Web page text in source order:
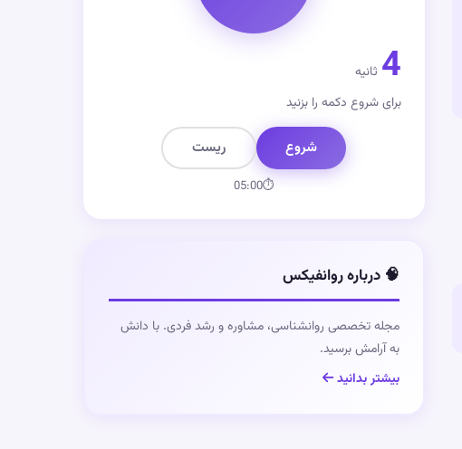
4 ثانیه
برای شروع دکمه را بزنید
شروع ریست
⏱
05:00
🧠 درباره روانفیکس
مجله تخصصی روانشناسی، مشاوره و رشد فردی. با دانش
به آرامش برسید.
بیشتر بدانید